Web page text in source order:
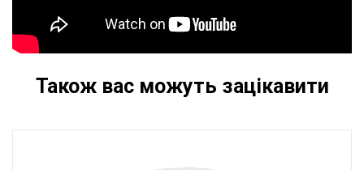
Також вас можуть зацікавити